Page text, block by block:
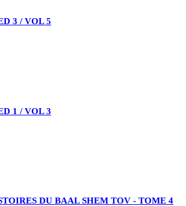
3 / VOL 5
1 / VOL 3
DU BAAL SHEM TOV - TOME 4